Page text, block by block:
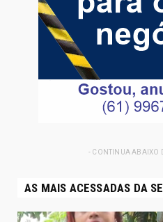
- CONTINUA ABAIXO
AS MAIS ACESSADAS DA